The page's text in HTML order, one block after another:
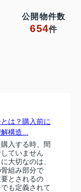
公開物件数
654件
は？購入前に
構造...
入する時、間
ていません
大切なのは、
組み部分で
とされるの
も定義されて